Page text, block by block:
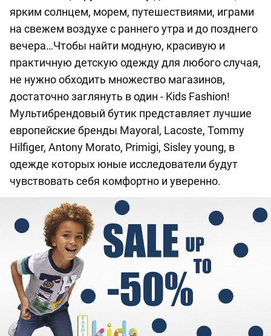
ярким солнцем, морем, путешествиями, играми
на свежем воздухе с раннего утра и до позднего
вечера…Чтобы найти модную, красивую и
практичную детскую одежду для любого случая,
не нужно обходить множество магазинов,
достаточно заглянуть в один - Kids Fashion!
Мультибрендовый бутик представляет лучшие
европейские бренды Mayoral, Lacoste, Tommy
Hilfiger, Antony Morato, Primigi, Sisley young, в
одежде которых юные исследователи будут
чувствовать себя комфортно и уверенно.